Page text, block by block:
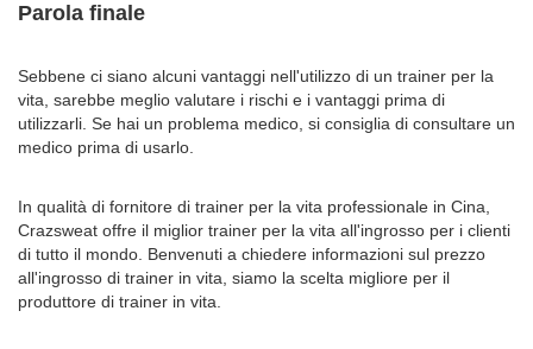
Parola finale
Sebbene ci siano alcuni vantaggi nell'utilizzo di un trainer per la
vita, sarebbe meglio valutare i rischi e i vantaggi prima di
utilizzarli. Se hai un problema medico, si consiglia di consultare un
medico prima di usarlo.
In qualità di fornitore di trainer per la vita professionale in Cina,
Crazsweat offre il miglior trainer per la vita all'ingrosso per i clienti
di tutto il mondo. Benvenuti a chiedere informazioni sul prezzo
all'ingrosso di trainer in vita, siamo la scelta migliore per il
produttore di trainer in vita.